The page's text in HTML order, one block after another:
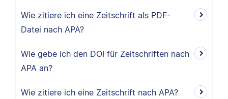
Wie zitiere ich eine Zeitschrift als PDF-
Datei nach APA?
Wie gebe ich den DOI für Zeitschriften nach
APA an?
Wie zitiere ich eine Zeitschrift nach APA?